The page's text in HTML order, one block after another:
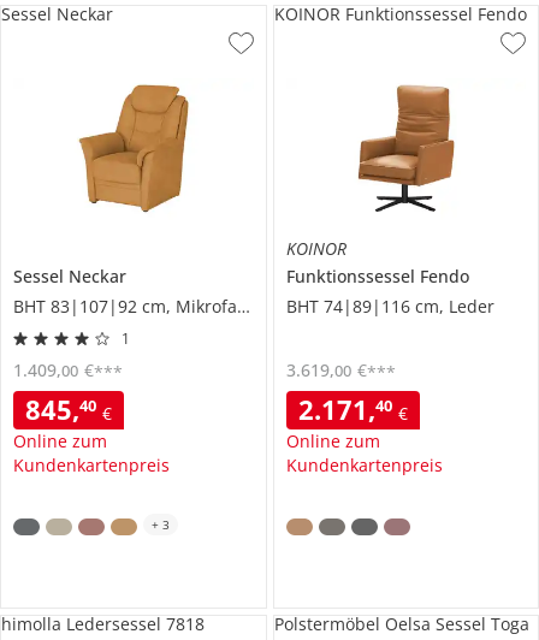
Sessel Neckar
BHT 83|107|92 cm, Mikrofaser
1
845,40 €
Online zum
Kundenkartenpreis
1.409,00 €***
Sessel Neckar
+ 3
KOINOR
Funktionssessel Fendo
BHT 74|89|116 cm, Leder
2.171,40 €
Online zum
Kundenkartenpreis
3.619,00 €***
KOINOR Funktionssessel Fendo
himolla Ledersessel 7818 Polstermöbel Oelsa Sessel Toga